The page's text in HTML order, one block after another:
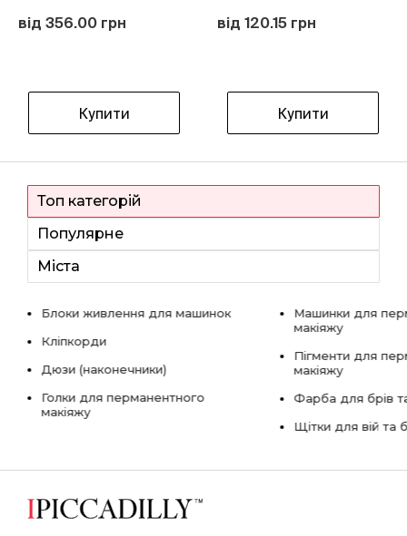
від 356.00 грн
Купити
від 120.15 грн
Купити
Топ категорій
Популярне
Міста
Блоки живлення для машинок
Кліпкорди
Дюзи (наконечники)
Голки для перманентного
макіяжу
Машинки для
макіяжу
Пігменти для
макіяжу
Фарба для брів
Щітки для вій та